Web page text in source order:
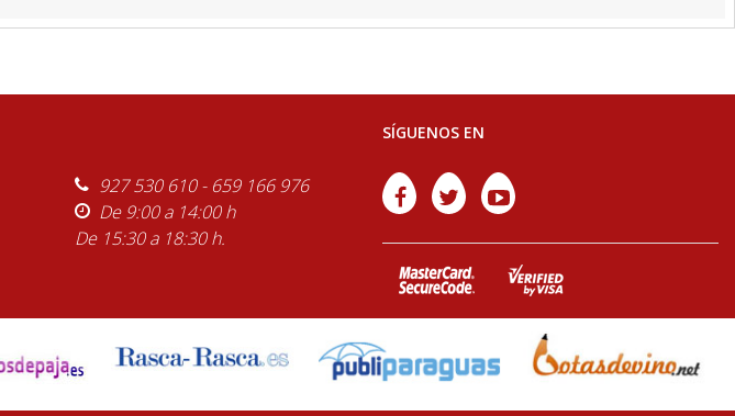
927 530 610 - 659 166 976
De 9:00 a 14:00 h
De 15:30 a 18:30 h.
SÍGUENOS EN